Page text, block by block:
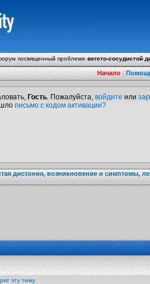
посвященный проблемевегето-сосудистой
Начало|
Гость. Пожалуйста, войдите или
письмо с кодом активации?
дистония, возникновение и симптомы,
эту тему.